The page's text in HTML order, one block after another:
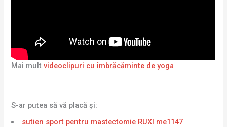
Mai multvideoclipuri cu îmbrăcăminte de yoga
S-ar putea să vă placă și:
sutien sport pentru mastectomie RUXI me1147